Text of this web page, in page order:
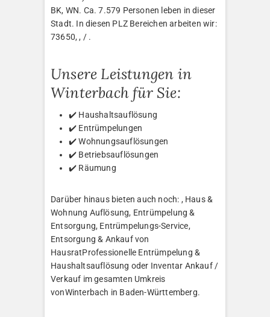
BK, WN. Ca. 7.579 Personen leben in dieser
Stadt. In diesen PLZ Bereichen arbeiten wir:
73650, , / .
Unsere Leistungen in
Winterbach für Sie:
✔️ Haushaltsauflösung
✔️ Entrümpelungen
✔️ Wohnungsauflösungen
✔️ Betriebsauflösungen
✔️ Räumung
Darüber hinaus bieten auch noch: , Haus &
Wohnung Auflösung, Entrümpelung &
Entsorgung, Entrümpelungs-Service,
Entsorgung & Ankauf von
HausratProfessionelle Entrümpelung &
Haushaltsauflösung oder Inventar Ankauf /
Verkauf im gesamten Umkreis
vonWinterbach in Baden-Württemberg.